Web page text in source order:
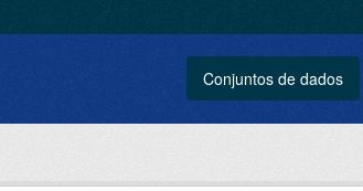
Conjuntos de dados